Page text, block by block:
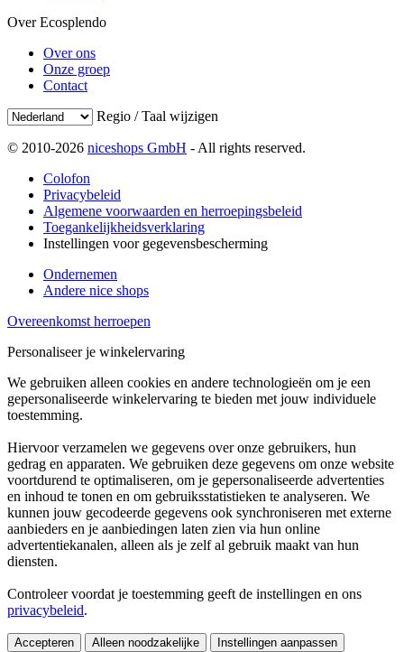
Over Ecosplendo
Over ons
Onze groep
Contact
Regio / Taal wijzigen
© 2010-2026 niceshops GmbH - All rights reserved.
Colofon
Privacybeleid
Algemene voorwaarden en herroepingsbeleid
Toegankelijkheidsverklaring
Instellingen voor gegevensbescherming
Ondernemen
Andere nice shops
Overeenkomst herroepen
Personaliseer je winkelervaring
We gebruiken alleen cookies en andere technologieën om je een
gepersonaliseerde winkelervaring te bieden met jouw individuele
toestemming.
Hiervoor verzamelen we gegevens over onze gebruikers, hun
gedrag en apparaten. We gebruiken deze gegevens om onze website
voortdurend te optimaliseren, om je gepersonaliseerde advertenties
en inhoud te tonen en om gebruiksstatistieken te analyseren. We
kunnen jouw gecodeerde gegevens ook synchroniseren met externe
aanbieders en je aanbiedingen laten zien via hun online
advertentiekanalen, alleen als je zelf al gebruik maakt van hun
diensten.
Controleer voordat je toestemming geeft de instellingen en ons
privacybeleid.
Accepteren Alleen noodzakelijke Instellingen aanpassen